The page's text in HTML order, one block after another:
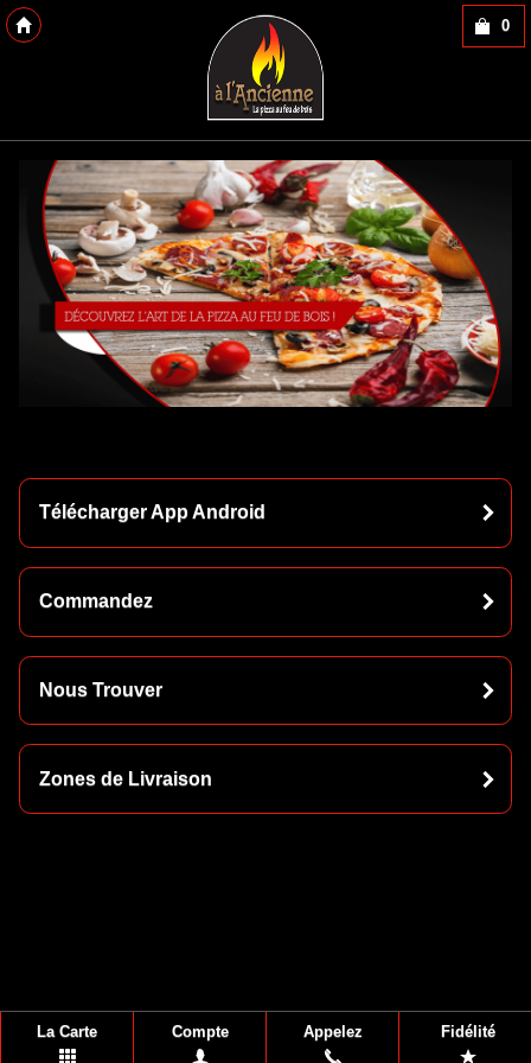
0
Télécharger App Android
Commandez
Nous Trouver
Zones de Livraison
La Carte Compte Appelez Fidélité
Copyright 2013 Des-Click Com